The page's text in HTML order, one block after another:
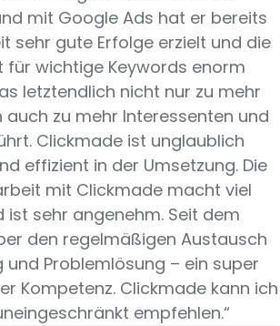
mit Google Ads hat er bereits
sehr gute Erfolge erzielt und die
für wichtige Keywords enorm
letztendlich nicht nur zu mehr
auch zu mehr Interessenten und
Clickmade ist unglaublich
effizient in der Umsetzung. Die
mit Clickmade macht viel
ist sehr angenehm. Seit dem
den regelmäßigen Austausch
und Problemlösung – ein super
Kompetenz. Clickmade kann ich
empfehlen.“